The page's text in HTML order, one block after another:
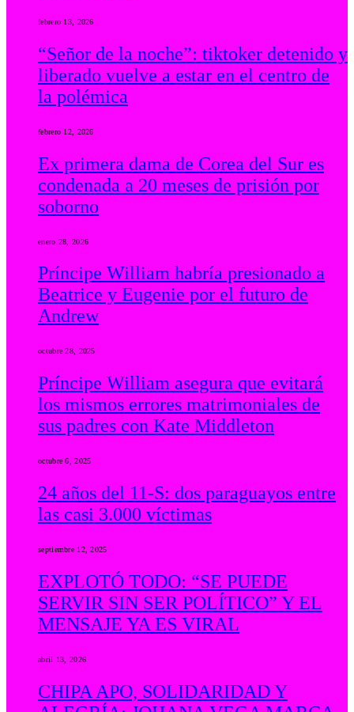
febrero 13, 2026
“Señor de la noche”: tiktoker detenido y
liberado vuelve a estar en el centro de
la polémica
febrero 12, 2026
Ex primera dama de Corea del Sur es
condenada a 20 meses de prisión por
soborno
enero 28, 2026
Príncipe William habría presionado a
Beatrice y Eugenie por el futuro de
Andrew
octubre 28, 2025
Príncipe William asegura que evitará
los mismos errores matrimoniales de
sus padres con Kate Middleton
octubre 6, 2025
24 años del 11-S: dos paraguayos entre
las casi 3.000 víctimas
septiembre 12, 2025
EXPLOTÓ TODO: “SE PUEDE
SERVIR SIN SER POLÍTICO” Y EL
MENSAJE YA ES VIRAL
abril 13, 2026
CHIPA APO, SOLIDARIDAD Y